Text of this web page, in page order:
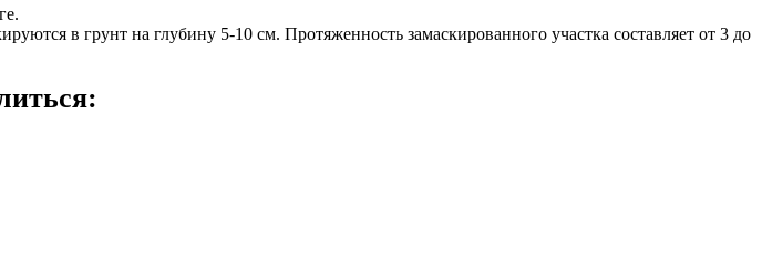
в грунт на глубину 5-10 см. Протяженность замаскированного участка составляет от 3 до